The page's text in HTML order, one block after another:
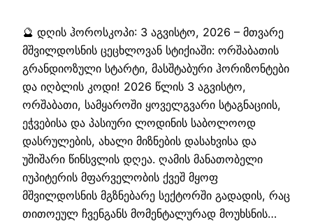
🔮 დღის ჰოროსკოპი: 3 აგვისტო, 2026 – მთვარე
მშვილდოსნის ცეცხლოვან სტიქიაში: ორშაბათის
გრანდიოზული სტარტი, მასშტაბური ჰორიზონტები
და იღბლის კოდი! 2026 წლის 3 აგვისტო,
ორშაბათი, სამყაროში ყოველგვარი სტაგნაციის,
ეჭვებისა და პასიური ლოდინის საბოლოოდ
დასრულების, ახალი მიზნების დასახვისა და
უშიშარი წინსვლის დღეა. ღამის მანათობელი
იუპიტერის მფარველობის ქვეშ მყოფ
მშვილდოსნის მგზნებარე სექტორში გადადის, რაც
თითოეულ ჩვენგანს მომენტალურად მოუხსნის…